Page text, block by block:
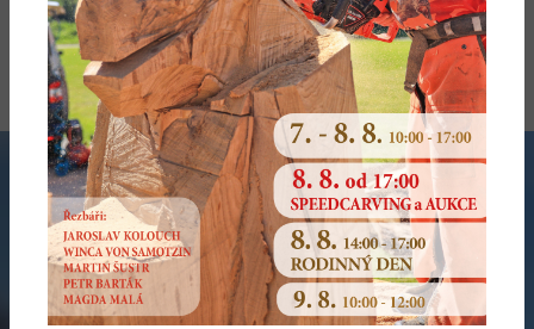
19.10.2022
Zasedání Zastupitelstva Města č.02/2022 ze dne
14.12.2022
NOVÁ VERZE APLIKACE
Hlaste náměty a problémy moderně. Součástí je i Bystřická
karta plná slev!